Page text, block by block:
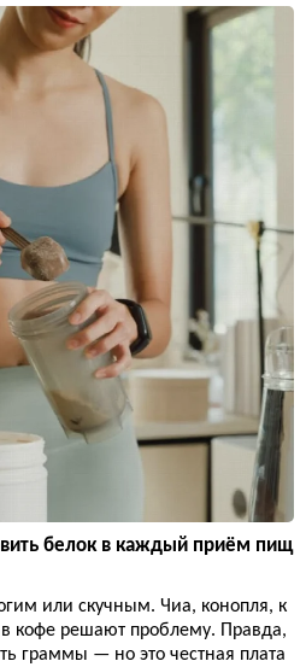
белок в каждый приём пищ
или скучным. Чиа, конопля, к
кофе решают проблему. Правда,
граммы — но это честная плата